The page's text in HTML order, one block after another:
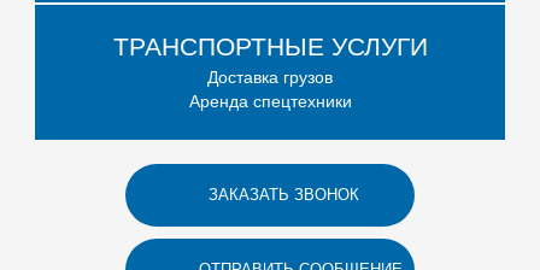
ТРАНСПОРТНЫЕ УСЛУГИ
Доставка грузов
Аренда спецтехники
ЗАКАЗАТЬ ЗВОНОК